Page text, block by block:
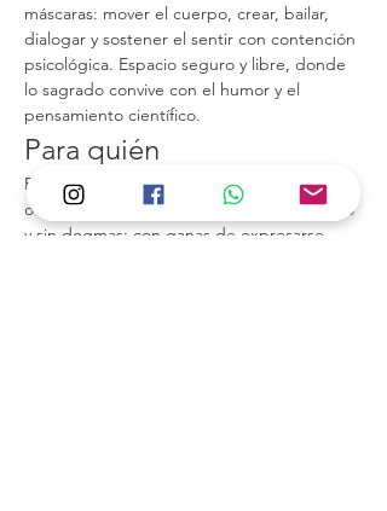
máscaras: mover el cuerpo, crear, bailar,
dialogar y sostener el sentir con contención
psicológica. Espacio seguro y libre, donde
lo sagrado convive con el humor y el
pensamiento científico.
Para quién
Personas con inquietud artística, espiritual
o emocional que buscan un lugar profundo
y sin dogmas; con ganas de expresarse,